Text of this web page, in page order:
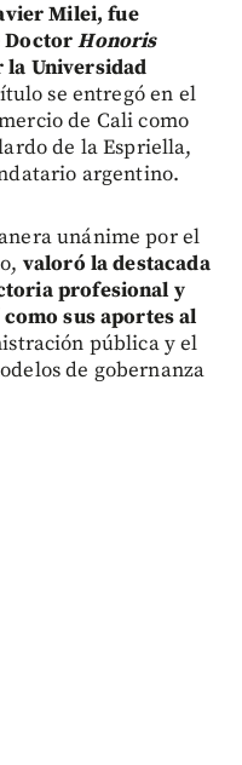
Milei, fue
DoctorHonoris
Universidad
se entregó en el
de Cali como
de la Espriella,
argentino.
unánime por el
valoró la destacada
profesional y
como sus aportes al
pública y el
de gobernanza